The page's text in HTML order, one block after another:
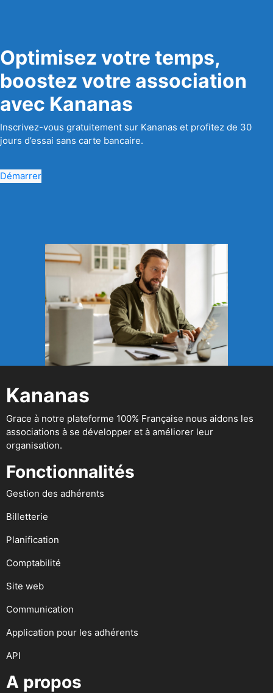
Optimisez votre temps,
boostez votre association
avec Kananas
Inscrivez-vous gratuitement sur Kananas et profitez de 30
jours d’essai sans carte bancaire.
Démarrer
Kananas
Grace à notre plateforme 100% Française nous aidons les
associations à se développer et à améliorer leur
organisation.
Fonctionnalités
Gestion des adhérents
Billetterie
Planification
Comptabilité
Site web
Communication
Application pour les adhérents
API
A propos